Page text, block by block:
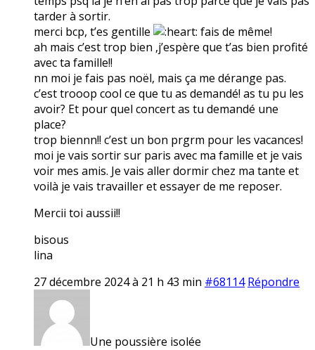
tarder à sortir.
merci bcp, t’es gentille
fais de même!
ah mais c’est trop bien ,j’espère que t’as bien profité
avec ta famille!!
nn moi je fais pas noël, mais ça me dérange pas.
c’est trooop cool ce que tu as demandé! as tu pu les
avoir? Et pour quel concert as tu demandé une
place?
trop biennn!! c’est un bon prgrm pour les vacances!
moi je vais sortir sur paris avec ma famille et je vais
voir mes amis. Je vais aller dormir chez ma tante et
voilà je vais travailler et essayer de me reposer.
Mercii toi aussii!!
bisous
lina
27 décembre 2024 à 21 h 43 min #68114 Répondre
Une poussière isolée